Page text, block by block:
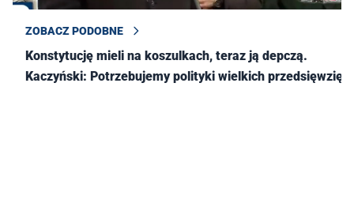
ZOBACZ PODOBNE
Konstytucję mieli na koszulkach, teraz ją depczą.
Kaczyński: Potrzebujemy polityki wielkich przedsięwzięć